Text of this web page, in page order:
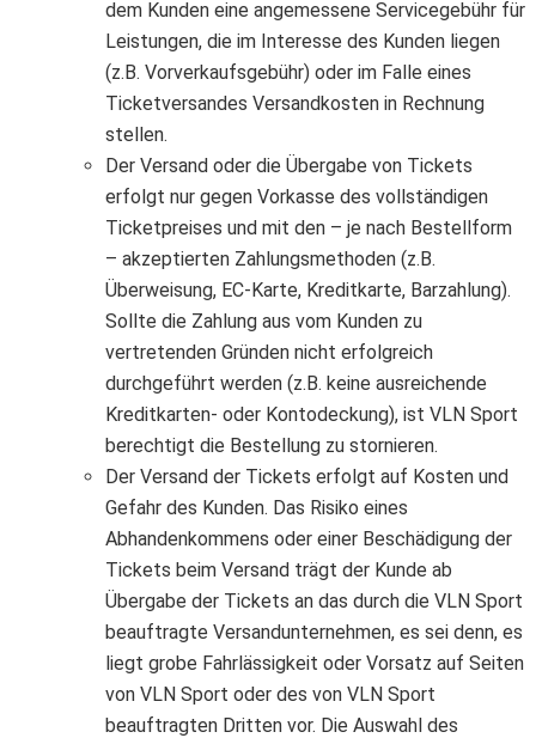
dem Kunden eine angemessene Servicegebühr für
Leistungen, die im Interesse des Kunden liegen
(z.B. Vorverkaufsgebühr) oder im Falle eines
Ticketversandes Versandkosten in Rechnung
stellen.
Der Versand oder die Übergabe von Tickets
erfolgt nur gegen Vorkasse des vollständigen
Ticketpreises und mit den – je nach Bestellform
– akzeptierten Zahlungsmethoden (z.B.
Überweisung, EC-Karte, Kreditkarte, Barzahlung).
Sollte die Zahlung aus vom Kunden zu
vertretenden Gründen nicht erfolgreich
durchgeführt werden (z.B. keine ausreichende
Kreditkarten- oder Kontodeckung), ist VLN Sport
berechtigt die Bestellung zu stornieren.
Der Versand der Tickets erfolgt auf Kosten und
Gefahr des Kunden. Das Risiko eines
Abhandenkommens oder einer Beschädigung der
Tickets beim Versand trägt der Kunde ab
Übergabe der Tickets an das durch die VLN Sport
beauftragte Versandunternehmen, es sei denn, es
liegt grobe Fahrlässigkeit oder Vorsatz auf Seiten
von VLN Sport oder des von VLN Sport
beauftragten Dritten vor. Die Auswahl des